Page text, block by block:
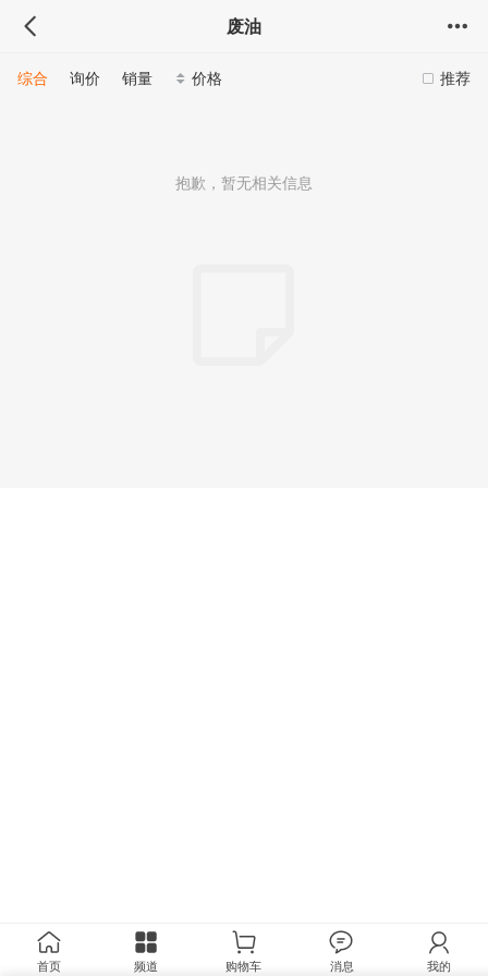
废油
推荐
综合 询价 销量 价格
抱歉，暂无相关信息
首页 频道 购物车 消息 我的